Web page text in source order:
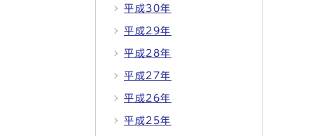
平成30年
平成29年
平成28年
平成27年
平成26年
平成25年